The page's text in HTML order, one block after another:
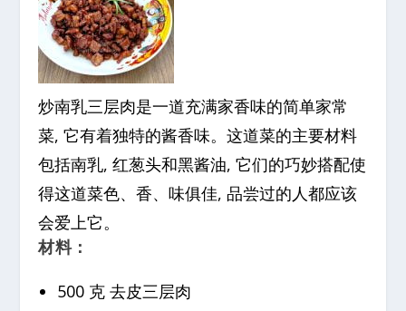
炒南乳三层肉是一道充满家香味的简单家常
菜, 它有着独特的酱香味。这道菜的主要材料
包括南乳, 红葱头和黑酱油, 它们的巧妙搭配使
得这道菜色、香、味俱佳, 品尝过的人都应该
会爱上它。
材料：
500 克 去皮三层肉